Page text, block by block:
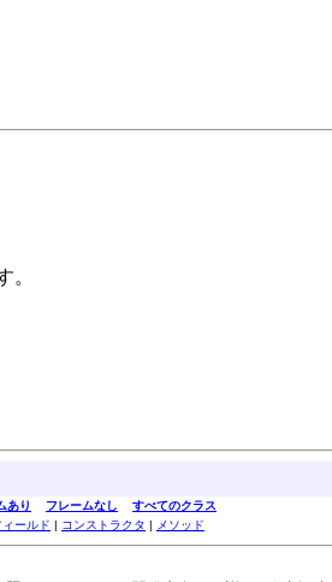
。
あり フレームなし
すべてのクラス
ィールド コンストラクタ メソッド